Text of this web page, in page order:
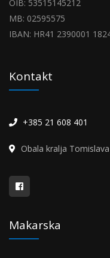
OIB: 53515145212
MB: 02595575
IBAN: HR41 2390001
Kontakt
+385 21 608 401
Obala kralja
Makarska